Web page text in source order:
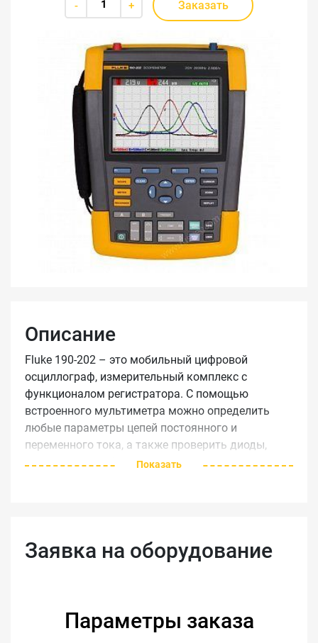
- + Заказать
Описание
Fluke 190-202 – это мобильный цифровой
осциллограф, измерительный комплекс с
функционалом регистратора. С помощью
встроенного мультиметра можно определить
любые параметры цепей постоянного и
переменного тока, а также проверить диоды,
правильность сборки схем и их целостность.
любые параметры одно- и трехфазных цепей,
выполнять тестирование самой сложной
активной и реактивной мощности, временные
Показать
Заявка на оборудование
Параметры заказа